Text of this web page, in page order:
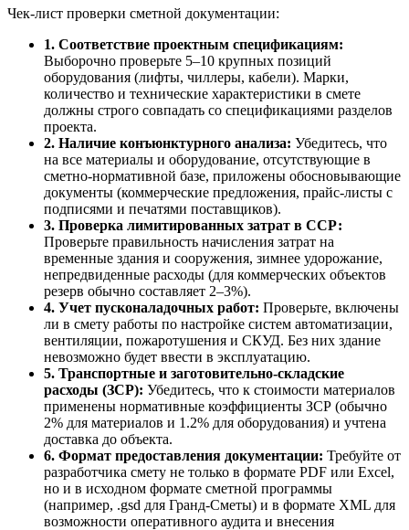
Чек-лист проверки сметной документации:
1. Соответствие проектным спецификациям:
Выборочно проверьте 5–10 крупных позиций
оборудования (лифты, чиллеры, кабели). Марки,
количество и технические характеристики в смете
должны строго совпадать со спецификациями разделов
проекта.
2. Наличие конъюнктурного анализа: Убедитесь, что
на все материалы и оборудование, отсутствующие в
сметно-нормативной базе, приложены обосновывающие
документы (коммерческие предложения, прайс-листы с
подписями и печатями поставщиков).
3. Проверка лимитированных затрат в ССР:
Проверьте правильность начисления затрат на
временные здания и сооружения, зимнее удорожание,
непредвиденные расходы (для коммерческих объектов
резерв обычно составляет 2–3%).
4. Учет пусконаладочных работ: Проверьте, включены
ли в смету работы по настройке систем автоматизации,
вентиляции, пожаротушения и СКУД. Без них здание
невозможно будет ввести в эксплуатацию.
5. Транспортные и заготовительно-складские
расходы (ЗСР): Убедитесь, что к стоимости материалов
применены нормативные коэффициенты ЗСР (обычно
2% для материалов и 1.2% для оборудования) и учтена
доставка до объекта.
6. Формат предоставления документации: Требуйте от
разработчика смету не только в формате PDF или Excel,
но и в исходном формате сметной программы
(например, .gsd для Гранд-Сметы) и в формате XML для
возможности оперативного аудита и внесения